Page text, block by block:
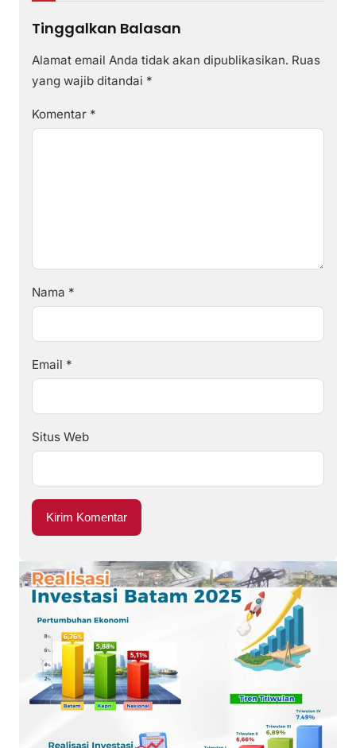
Tinggalkan Balasan
Alamat email Anda tidak akan dipublikasikan. Ruas
yang wajib ditandai *
Komentar *
Nama *
Email *
Situs Web